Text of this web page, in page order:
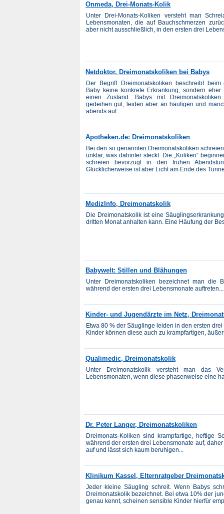
Onmeda, Drei-Monats-Kolik
Unter Drei-Monats-Koliken versteht man
Lebensmonaten, die auf Bauchschmerzen
aber nicht ausschließlich, in den ersten drei
Netdoktor, Dreimonatskoliken bei Babys
Der Begriff Dreimonatskoliken beschreibt beim
Baby keine konkrete Erkrankung, sondern eher
einen Zustand. Babys mit Dreimonatskoliken
gedeihen gut, leiden aber an häufigen und
abends auf...
Apotheken.de: Dreimonatskoliken
Bei den so genannten Dreimonatskoliken
unklar, was dahinter steckt. Die „Koliken“
schreien bevorzugt in den frühen
Glücklicherweise ist aber Licht am Ende des
MedizInfo, Dreimonatskolik
Die Dreimonatskolik ist eine
dritten Monat anhalten kann. Eine Häufung der
Babywelt: Stillen und Blähungen
Unter Dreimonatskoliken bezeichnet man die
während der ersten drei Lebensmonate auftreten...
Kinder- und Jugendärzte im Netz,
Etwa 80 % der Säuglinge leiden in den ersten
Kinder können diese auch zu krampfartigen,
Qualimedic, Dreimonatskolik
Unter Dreimonatskolik versteht man das
Lebensmonaten, wenn diese phasenweise eine
Dr. Peter Langer, Dreimonatskoliken
Dreimonats-Koliken sind krampfartige, heftige
während der ersten drei Lebensmonate auf,
auf und lässt sich kaum beruhigen...
Klinikum Kassel, Elternratgeber
Jeder kleine Säugling schreit. Wenn Babys
Dreimonatskolik bezeichnet. Bei etwa 10% der
genau kennt, scheinen sensible Kinder hierfür